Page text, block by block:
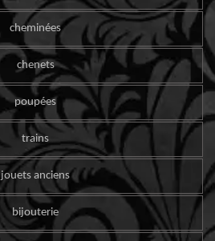
cheminées
chenets
poupées
trains
jouets anciens
bijouterie